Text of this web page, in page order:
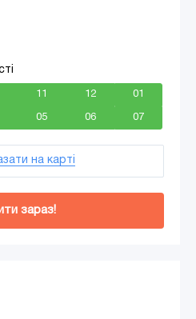
11 12 01
05 06 07
на карті
зараз!